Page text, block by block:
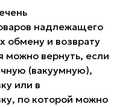
надлежащего
обмену и возврату
можно вернуть, если
(вакуумную),
или в
по которой можно